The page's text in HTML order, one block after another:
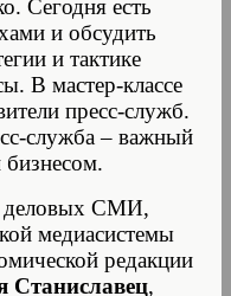
Сегодня есть
и обсудить
и тактике
В мастер-классе
пресс-служб.
служба – важный
деловых СМИ,
медиасистемы
редакции
Станиславец,